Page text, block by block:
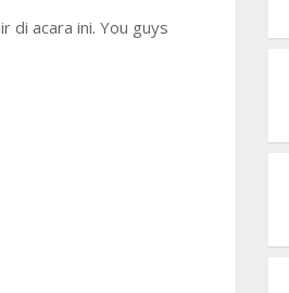
di acara ini. You guys